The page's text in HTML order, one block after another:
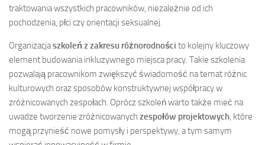
traktowania wszystkich pracowników, niezależnie od ich
pochodzenia, płci czy orientacji seksualnej.
Organizacjaszkoleń z zakresu różnorodności to kolejny kluczowy
element budowania inkluzywnego miejsca pracy. Takie szkolenia
pozwalają pracownikom zwiększyć świadomość na temat różnic
kulturowych oraz sposobów konstruktywnej współpracy w
zróżnicowanych zespołach. Oprócz szkoleń warto także mieć na
uwadze tworzenie zróżnicowanych zespołów projektowych, które
mogą przynieść nowe pomysły i perspektywy, a tym samym